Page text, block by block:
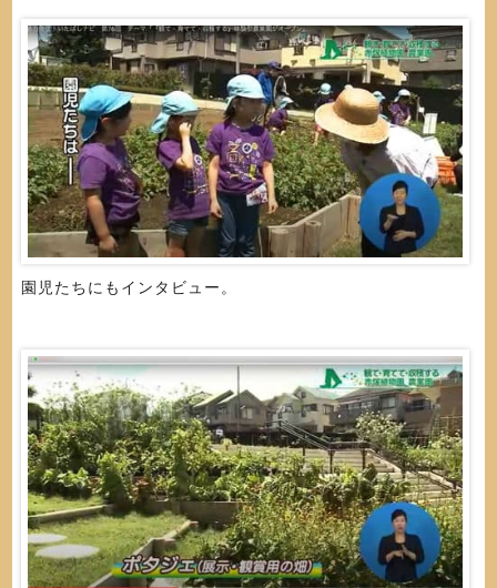
園児たちにもインタビュー。